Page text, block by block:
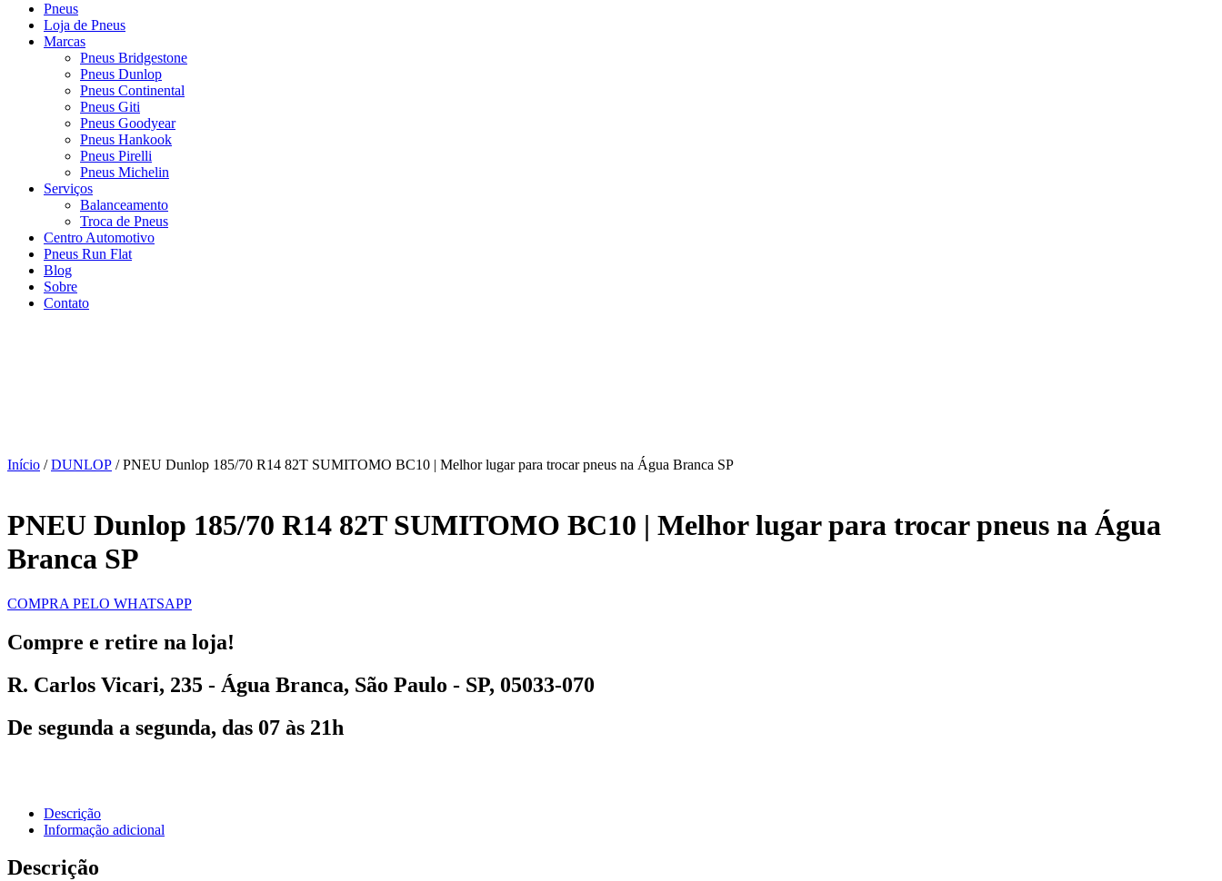
Pneus
Loja de Pneus
Marcas
Pneus Bridgestone
Pneus Dunlop
Pneus Continental
Pneus Giti
Pneus Goodyear
Pneus Hankook
Pneus Pirelli
Pneus Michelin
Serviços
Balanceamento
Troca de Pneus
Centro Automotivo
Pneus Run Flat
Blog
Sobre
Contato
Início /DUNLOP / PNEU Dunlop 185/70 R14 82T SUMITOMO BC10 | Melhor lugar para trocar pneus na Água Branca SP
PNEU Dunlop 185/70 R14 82T SUMITOMO BC10 | Melhor lugar para trocar pneus na Água
Branca SP
COMPRA PELO WHATSAPP
Compre e retire na loja!
R. Carlos Vicari, 235 - Água Branca, São Paulo - SP, 05033-070
De segunda a segunda, das 07 às 21h
Descrição
Informação adicional
Descrição